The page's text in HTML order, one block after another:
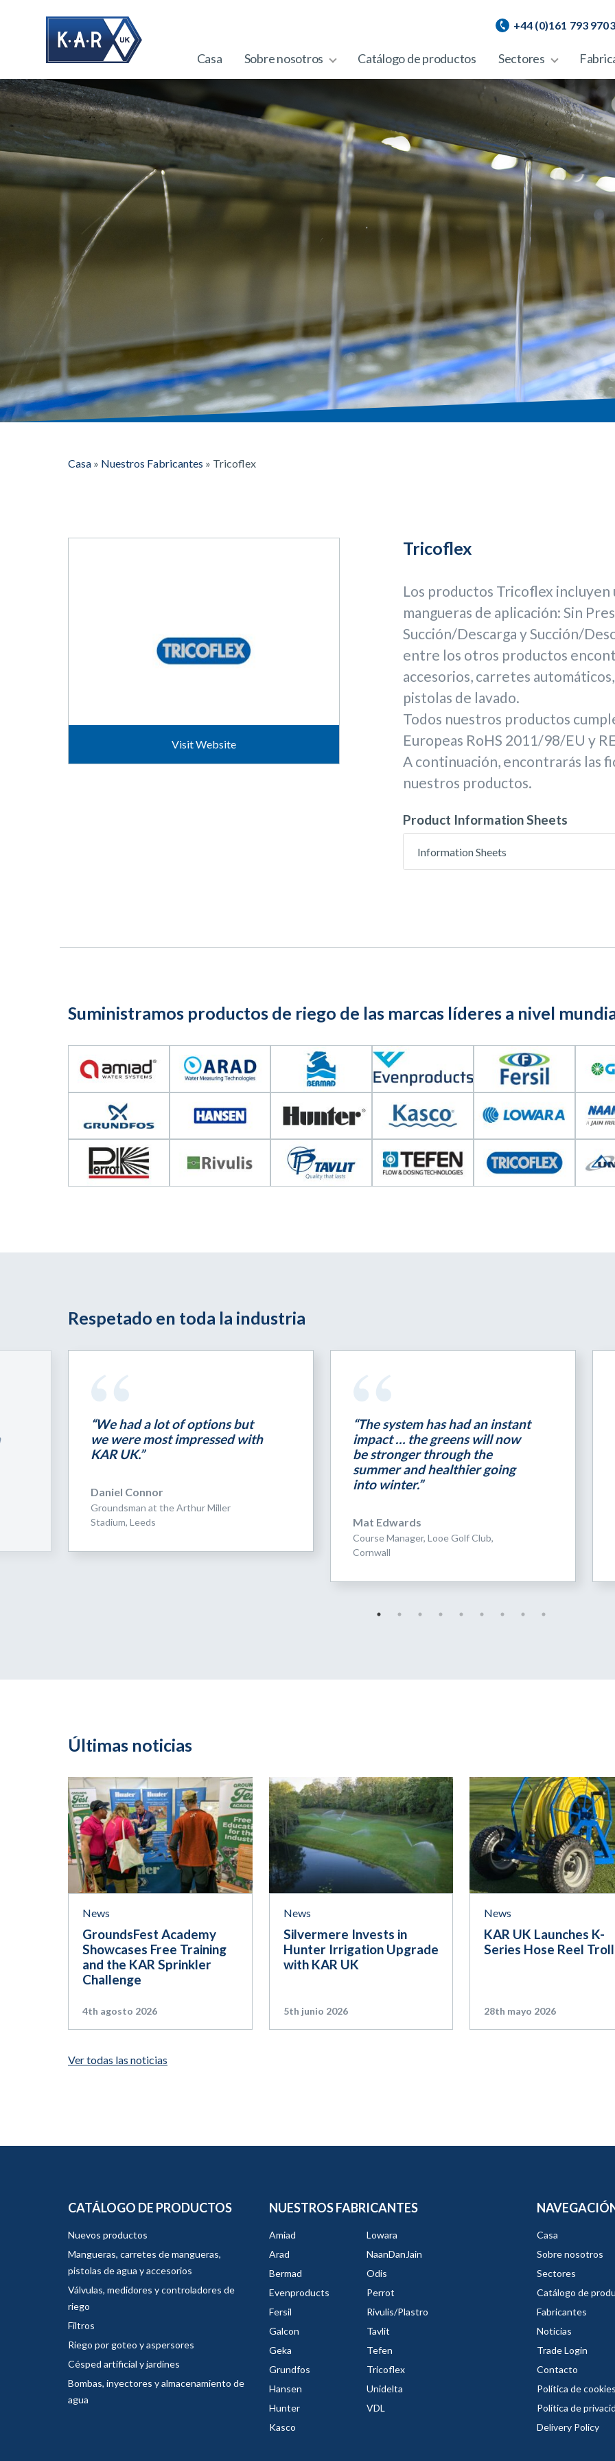
+44 (0)161 793 9703
Casa Sobre nosotros Catálogo de productos Sectores
Casa » Nuestros Fabricantes » Tricoflex
Visit Website
Tricoflex
Los productos Tricoflex incluyen
mangueras de aplicación: Sin
Succión/Descarga y Succión/
entre los otros productos
accesorios, carretes
pistolas de lavado.
Todos nuestros productos
Europeas RoHS 2011/98/EU y
A continuación, encontrarás las
nuestros productos.
Product Information Sheets
Information Sheets
Suministramos productos de riego de las marcas líderes a nivel
Respetado en toda la industria
“We had a lot of options but
we were most impressed with
KAR UK.”
Daniel Connor
Groundsman at the Arthur Miller
Stadium, Leeds
“The system has had an instant
impact … the greens will now
be stronger through the
summer and healthier going
into winter.”
Mat Edwards
Course Manager, Looe Golf Club,
Cornwall
Últimas noticias
News
GroundsFest Academy
Showcases Free Training
and the KAR Sprinkler
Challenge
4th agosto 2026
News
Silvermere Invests in
Hunter Irrigation Upgrade
with KAR UK
5th junio 2026
News
KAR UK Launches K-
Series Hose Reel
28th mayo 2026
Ver todas las noticias
CATÁLOGO DE PRODUCTOS
Nuevos productos
Mangueras, carretes de mangueras,
pistolas de agua y accesorios
Válvulas, medidores y controladores de
riego
Filtros
Riego por goteo y aspersores
Césped artificial y jardines
Bombas, inyectores y almacenamiento de
agua
NUESTROS FABRICANTES
Amiad
Arad
Bermad
Evenproducts
Fersil
Galcon
Geka
Grundfos
Hansen
Hunter
Kasco
Lowara
NaanDanJain
Odis
Perrot
Rivulis/Plastro
Tavlit
Tefen
Tricoflex
Unidelta
VDL
Casa
Sobre nosotros
Sectores
Catálogo de
Fabricantes
Noticias
Trade Login
Contacto
Política de
Política de
Delivery Policy